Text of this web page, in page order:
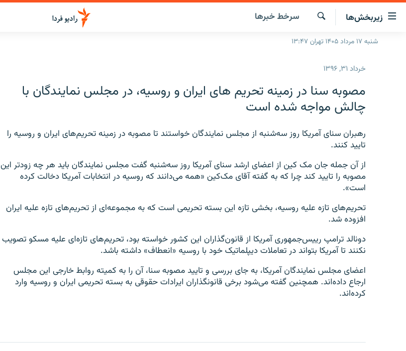
لینک‌های
قابلیت
دسترسی
زیربخش‌ها
صفحه اصلی
انتخاب کنید و بشنوید
برنامه‌های رادیویی
چندرسانه‌ای
گزارش‌های تصویری
گزارش‌های ویدئویی
جستجو
سرخط‌ خبرها
شنبه ۱۷ مرداد ۱۴۰۵ تهران ۱۳:۴۷
خرداد ۳۱, ۱۳۹۶
مصوبه سنا در زمینه تحریم های ایران و روسیه، در مجلس نمایندگان با
چالش مواجه شده است
رهبران سنای آمریکا روز سه‌شنبه از مجلس نمایندگان خواستند تا مصوبه در زمینه تحریم‌های ایران و روسیه را
تایید کنند.
از آن جمله جان مک کین از اعضای ارشد سنای آمریکا روز سه‌شنبه گفت مجلس نمایندگان باید هر چه زودتر این
مصوبه را تایید کند چرا که به گفته آقای مک‌‌کین «همه می‌دانند که روسیه در انتخابات آمریکا دخالت کرده
است».
تحریم‌های تازه علیه روسیه، بخشی تازه این بسته تحریمی است که به مجموعه‌ای از تحریم‌های تازه علیه ایران
افزوده شد.
دونالد ترامپ رییس‌جمهوری آمریکا از قانون‌گذاران این کشور خواسته بود، تحریم‌های تازه‌ای علیه مسکو تصویب
نکنند تا آمریکا بتواند در تعاملات دیپلماتیک خود با روسیه «انعطاف» داشته باشد.
اعضای مجلس نمایندگان آمریکا، به جای بررسی و تایید مصوبه سنا، ‌آن را به کمیته روابط خارجی این مجلس
ارجاع داده‌اند. همچنین گفته می‌شود برخی قانونگذاران ایرادات حقوقی به بسته تحریمی ایران و روسیه وارد
کرده‌اند.